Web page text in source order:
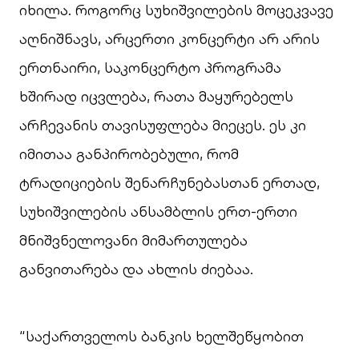
იხილა. როგორც სუხიშვილების მოცეკვავე
აღნიშნავს, არცერთი კონცერტი არ არის
ერთნაირი, საკონცერტო პროგრამა
ხშირად იცვლება, რათა მაყურებელს
არჩევანის თავისუფლება მიეცეს. ეს კი
იმითაა განპირობებული, რომ
ტრადიციების შენარჩუნებასთან ერთად,
სუხიშვილების ანსამბლის ერთ-ერთი
მნიშვნელოვანი მიმართულება
განვითარება და ახლის ძიებაა.
“საქართველოს ბანკის ხელშეწყობით